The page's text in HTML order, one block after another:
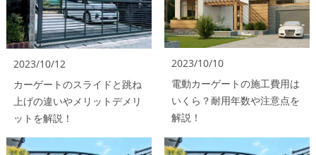
2023/10/12
カーゲートのスライドと跳ね
上げの違いやメリットデメリ
ットを解説！
2023/10/10
電動カーゲートの施工費用は
いくら？耐用年数や注意点を
解説！